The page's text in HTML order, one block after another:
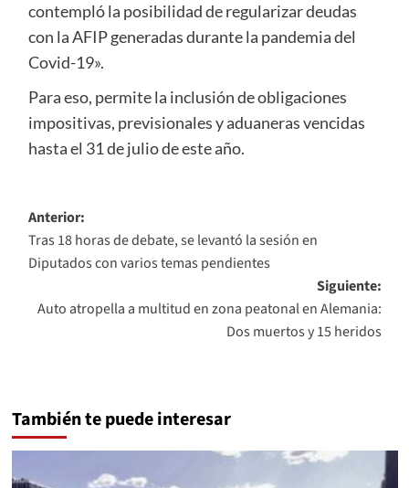
contempló la posibilidad de regularizar deudas
con la AFIP generadas durante la pandemia del
Covid-19».
Para eso, permite la inclusión de obligaciones
impositivas, previsionales y aduaneras vencidas
hasta el 31 de julio de este año.
Navegación
de
entradas
Anterior:
Tras 18 horas de debate, se levantó la sesión en
Diputados con varios temas pendientes
Siguiente:
Auto atropella a multitud en zona peatonal en Alemania:
Dos muertos y 15 heridos
También te puede interesar